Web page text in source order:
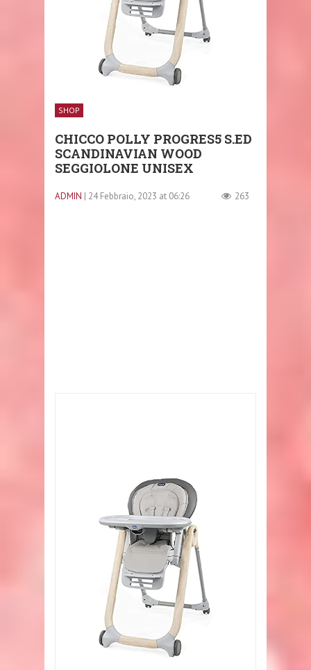
SHOP
CHICCO POLLY PROGRES5 S.ED
SCANDINAVIAN WOOD
SEGGIOLONE UNISEX
ADMIN | 24 Febbraio, 2023 at 06:26 263